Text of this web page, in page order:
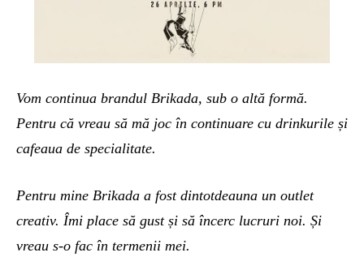
Vom continua brandul Brikada, sub o altă formă.
Pentru că vreau să mă joc în continuare cu drinkurile și
cafeaua de specialitate.
Pentru mine Brikada a fost dintotdeauna un outlet
creativ. Îmi place să gust și să încerc lucruri noi. Și
vreau s-o fac în termenii mei.